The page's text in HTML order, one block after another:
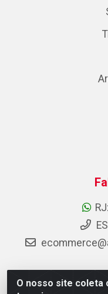
O nosso site coleta
AC Araujo